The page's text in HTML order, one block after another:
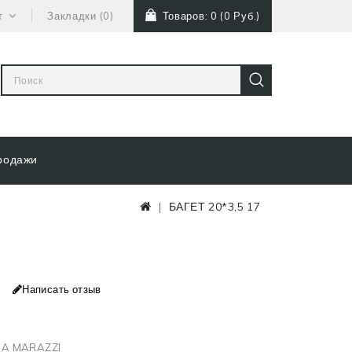
Закладки (0) Товаров: 0 (0 Руб.)
БАГЕТ 20*3,5 17
Написать отзыв
MARAZZI